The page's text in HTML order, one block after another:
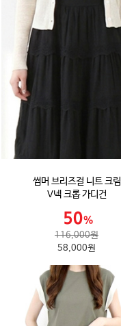
썸머 브리즈걸 니트 크림
V넥 크롭 가디건
116,000원
58,000원